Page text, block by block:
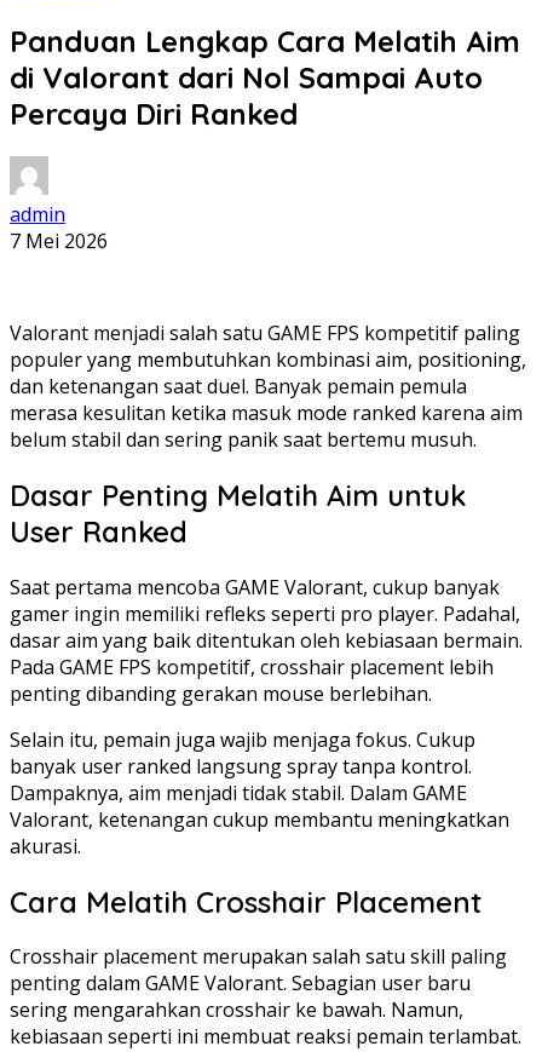
Panduan Lengkap Cara Melatih Aim
di Valorant dari Nol Sampai Auto
Percaya Diri Ranked
admin
7 Mei 2026
Valorant menjadi salah satu GAME FPS kompetitif paling
populer yang membutuhkan kombinasi aim, positioning,
dan ketenangan saat duel. Banyak pemain pemula
merasa kesulitan ketika masuk mode ranked karena aim
belum stabil dan sering panik saat bertemu musuh.
Dasar Penting Melatih Aim untuk
User Ranked
Saat pertama mencoba GAME Valorant, cukup banyak
gamer ingin memiliki refleks seperti pro player. Padahal,
dasar aim yang baik ditentukan oleh kebiasaan bermain.
Pada GAME FPS kompetitif, crosshair placement lebih
penting dibanding gerakan mouse berlebihan.
Selain itu, pemain juga wajib menjaga fokus. Cukup
banyak user ranked langsung spray tanpa kontrol.
Dampaknya, aim menjadi tidak stabil. Dalam GAME
Valorant, ketenangan cukup membantu meningkatkan
akurasi.
Cara Melatih Crosshair Placement
Crosshair placement merupakan salah satu skill paling
penting dalam GAME Valorant. Sebagian user baru
sering mengarahkan crosshair ke bawah. Namun,
kebiasaan seperti ini membuat reaksi pemain terlambat.